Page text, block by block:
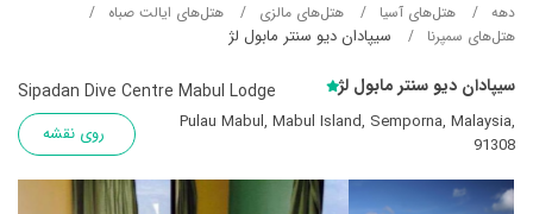
دهه هتل‌های آسيا هتل‌های مالزی
هتل‌های ایالت صباه
هتل‌های سمپرنا
سیپادان دیو سنتر مابول لژ
سیپادان دیو سنتر مابول لژ Sipadan Dive Centre Mabul Lodge
Pulau Mabul, Mabul Island, Semporna, Malaysia,
91308
روی نقشه